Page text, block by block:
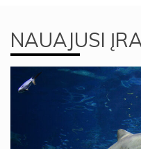
NAUAJUSI